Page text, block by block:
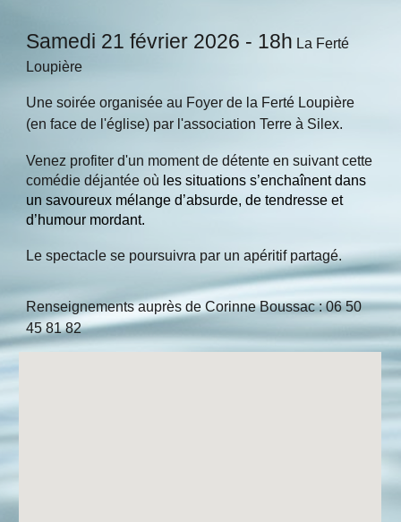
Samedi 21 février 2026 - 18h La Ferté
Loupière
Une soirée organisée au Foyer de la Ferté Loupière
(en face de l'église) par l'association Terre à Silex.
Venez profiter d'un moment de détente en suivant cette
comédie déjantée où les situations s’enchaînent dans
un savoureux mélange d’absurde, de tendresse et
d’humour mordant.
Le spectacle se poursuivra par un apéritif partagé.
Renseignements auprès de Corinne Boussac : 06 50
45 81 82